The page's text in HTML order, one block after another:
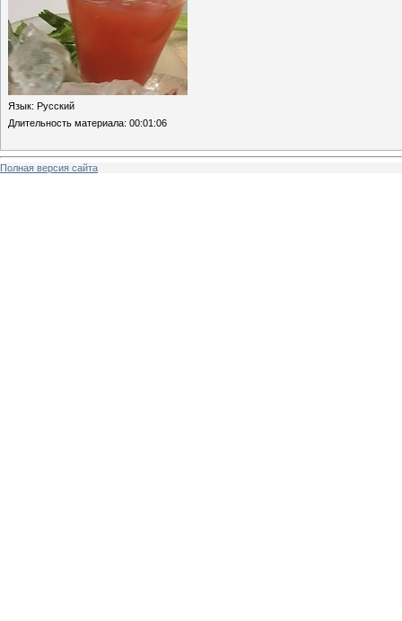
Язык: Русский
Длительность материала: 00:01:06
Полная версия сайта